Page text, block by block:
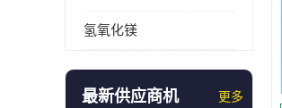
氢氧化镁
最新供应商机 更多